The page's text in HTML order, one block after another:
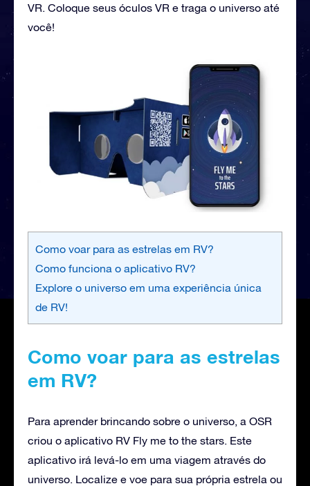
VR. Coloque seus óculos VR e traga o universo até
você!
Como voar para as estrelas em RV?
Como funciona o aplicativo RV?
Explore o universo em uma experiência única
de RV!
Como voar para as estrelas
em RV?
Para aprender brincando sobre o universo, a OSR
criou o aplicativo RV Fly me to the stars. Este
aplicativo irá levá-lo em uma viagem através do
universo. Localize e voe para sua própria estrela ou